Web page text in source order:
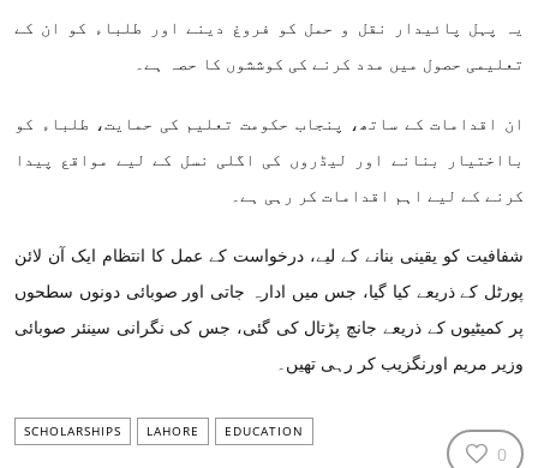
یہ پہل پائیدار نقل و حمل کو فروغ دینے اور طلباء کو ان کے
تعلیمی حصول میں مدد کرنے کی کوششوں کا حصہ ہے۔
ان اقدامات کے ساتھ، پنجاب حکومت تعلیم کی حمایت، طلباء کو
بااختیار بنانے اور لیڈروں کی اگلی نسل کے لیے مواقع پیدا
کرنے کے لیے اہم اقدامات کر رہی ہے۔
شفافیت کو یقینی بنانے کے لیے، درخواست کے عمل کا انتظام ایک آن لائن
پورٹل کے ذریعے کیا گیا، جس میں ادارہ جاتی اور صوبائی دونوں سطحوں
پر کمیٹیوں کے ذریعے جانچ پڑتال کی گئی، جس کی نگرانی سینئر صوبائی
وزیر مریم اورنگزیب کر رہی تھیں۔
SCHOLARSHIPS LAHORE EDUCATION
0